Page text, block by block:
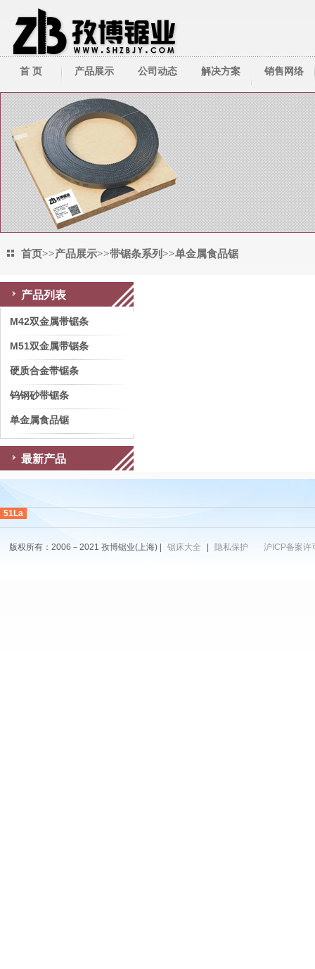
首 页 产品展示
带锯床系列
带锯条系列
圆锯机/切管机
其它周边产品
公司动态
公司新闻
行业新闻
解决方案
技术资料
销售网络
首页>>产品展示>>带锯条系列>>单金属食品锯
产品列表
M42双金属带锯条
M51双金属带锯条
硬质合金带锯条
钨钢砂带锯条
单金属食品锯
最新产品
51La
版权所有：2006－2021 孜博锯业(上海) | 锯床大全 隐私保护 沪ICP备案许